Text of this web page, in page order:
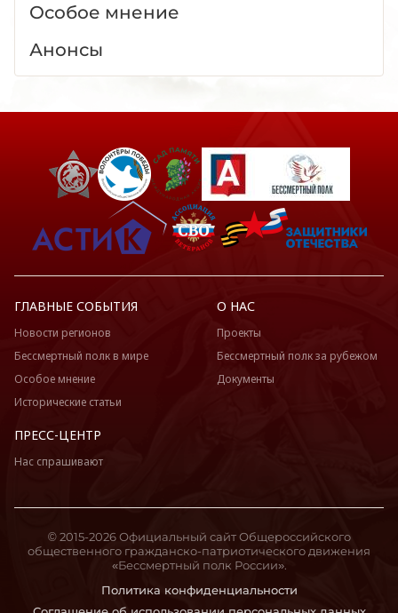
Особое мнение
Анонсы
ГЛАВНЫЕ СОБЫТИЯ
Новости регионов
Бессмертный полк в мире
Особое мнение
Исторические статьи
О НАС
Проекты
Бессмертный полк за рубежом
Документы
ПРЕСС-ЦЕНТР
Нас спрашивают
Политика конфиденциальности
© 2015-2026 Официальный сайт Общероссийского
общественного гражданско-патриотического движения
«Бессмертный полк России».